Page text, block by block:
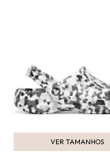
VER TAMANHOS
ADICIONAR AO